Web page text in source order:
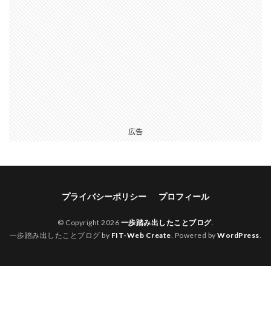
広告
プライバシーポリシー プロフィール
© Copyright 2026 一歩踏み出したことブログ.
一歩踏み出したことブログ by FIT-Web Create. Powered byWordPress.